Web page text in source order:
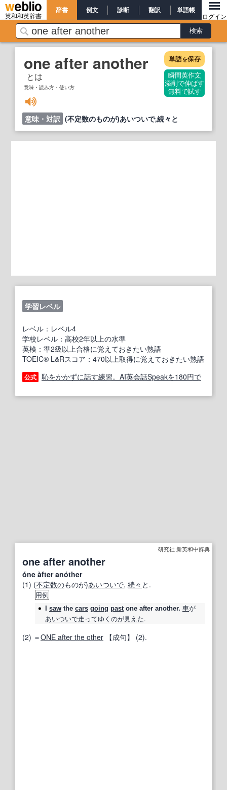
英和和英辞書
辞書 例文 診断 翻訳 単語帳
ログイン
one after another
とは
意味・読み方・使い方
単語を保存
瞬間英作文
添削で伸ばす
無料で試す
意味・対訳 (不定数のものが)あいついで,続々と
学習レベル
レベル：レベル4
学校レベル：高校2年以上の水準
英検：準2級以上合格に覚えておきたい熟語
TOEIC® L&Rスコア：470以上取得に覚えておきたい熟語
公式 恥をかかずに話す練習。AI英会話Speakを180円で
研究社 新英和中辞典
one after another
óne àfter anóther
(1) (不定数のものが)あいついで, 続々 と.
用例
saw the cars going past one after another. 車が
あいついで走ってゆくのが見えた.
(2) ＝ONE after the other 【成句】 (2).